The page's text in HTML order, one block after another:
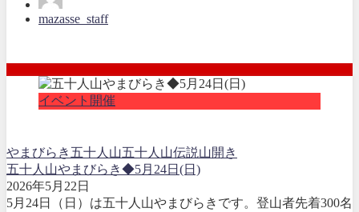
mazasse_staff
イベント開催
やまびらき 五十人山五十人山伝説山開き
五十人山やまびらき◆5月24日(日)
2026年5月22日
5月24日（日）は五十人山やまびらきです。登山者先着300名